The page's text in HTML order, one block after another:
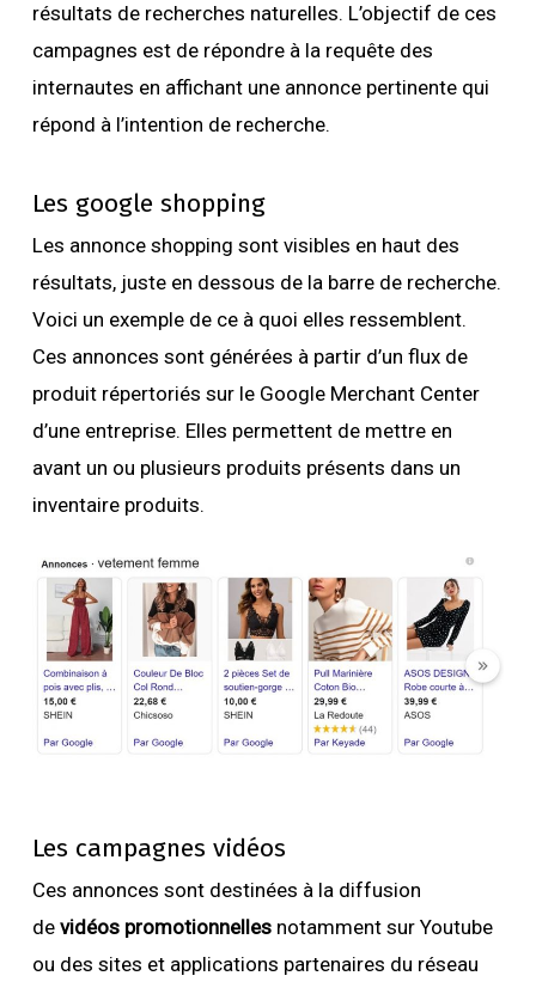
résultats de recherches naturelles. L’objectif de ces
campagnes est de répondre à la requête des
internautes en affichant une annonce pertinente qui
répond à l’intention de recherche.
Les google shopping
Les annonce shopping sont visibles en haut des
résultats, juste en dessous de la barre de recherche.
Voici un exemple de ce à quoi elles ressemblent.
Ces annonces sont générées à partir d’un flux de
produit répertoriés sur le Google Merchant Center
d’une entreprise. Elles permettent de mettre en
avant un ou plusieurs produits présents dans un
inventaire produits.
Les campagnes vidéos
Ces annonces sont destinées à la diffusion
devidéos promotionnellesnotamment sur Youtube
ou des sites et applications partenaires du réseau